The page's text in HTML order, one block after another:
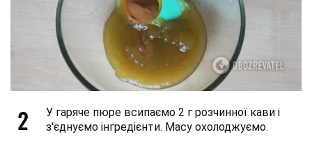
2
У гаряче пюре всипаємо 2 г розчинної кави і
з'єднуємо інгредієнти. Масу охолоджуємо.